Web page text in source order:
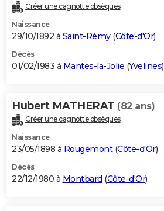
Créer une cagnotte obsèques
Naissance
29/10/1892 à Saint-Rémy(Côte-d'Or)
Décès
01/02/1983 à Mantes-la-Jolie (Yvelines)
Hubert MATHERAT (82 ans)
Créer une cagnotte obsèques
Naissance
23/05/1898 à Rougemont(Côte-d'Or)
Décès
22/12/1980 à Montbard (Côte-d'Or)